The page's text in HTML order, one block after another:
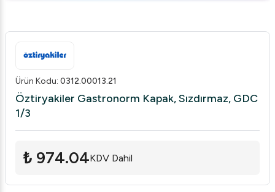
Ürün Kodu: 0312.00013.21
Öztiryakiler Gastronorm Kapak, Sızdırmaz, GDC
1/3
₺ 974.04KDV Dahil